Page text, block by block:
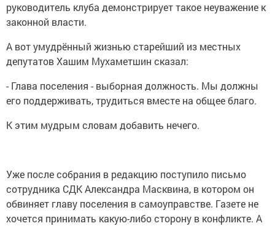
руководитель клуба демонстрирует такое неуважение к
законной власти.
А вот умудрённый жизнью старейший из местных
депутатов Хашим Мухаметшин сказал:
- Глава поселения - выборная должность. Мы должны
его поддерживать, трудиться вместе на общее благо.
К этим мудрым словам добавить нечего.
Уже после собрания в редакцию поступило письмо
сотрудника СДК Александра Масквина, в котором он
обвиняет главу поселения в самоуправстве. Газете не
хочется принимать какую-либо сторону в конфликте. А